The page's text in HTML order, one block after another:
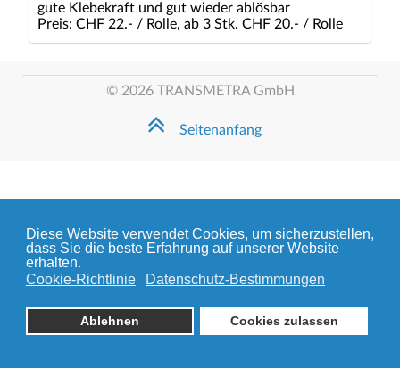
Diese Website verwendet Cookies, um sicherzustellen,
dass Sie die beste Erfahrung auf unserer Website
erhalten.
Cookie-Richtlinie
Datenschutz-Bestimmungen
Ablehnen Cookies zulassen
gute Klebekraft und gut wieder ablösbar
Preis: CHF 22.- / Rolle, ab 3 Stk. CHF 20.- / Rolle
© 2026 TRANSMETRA GmbH
Seitenanfang